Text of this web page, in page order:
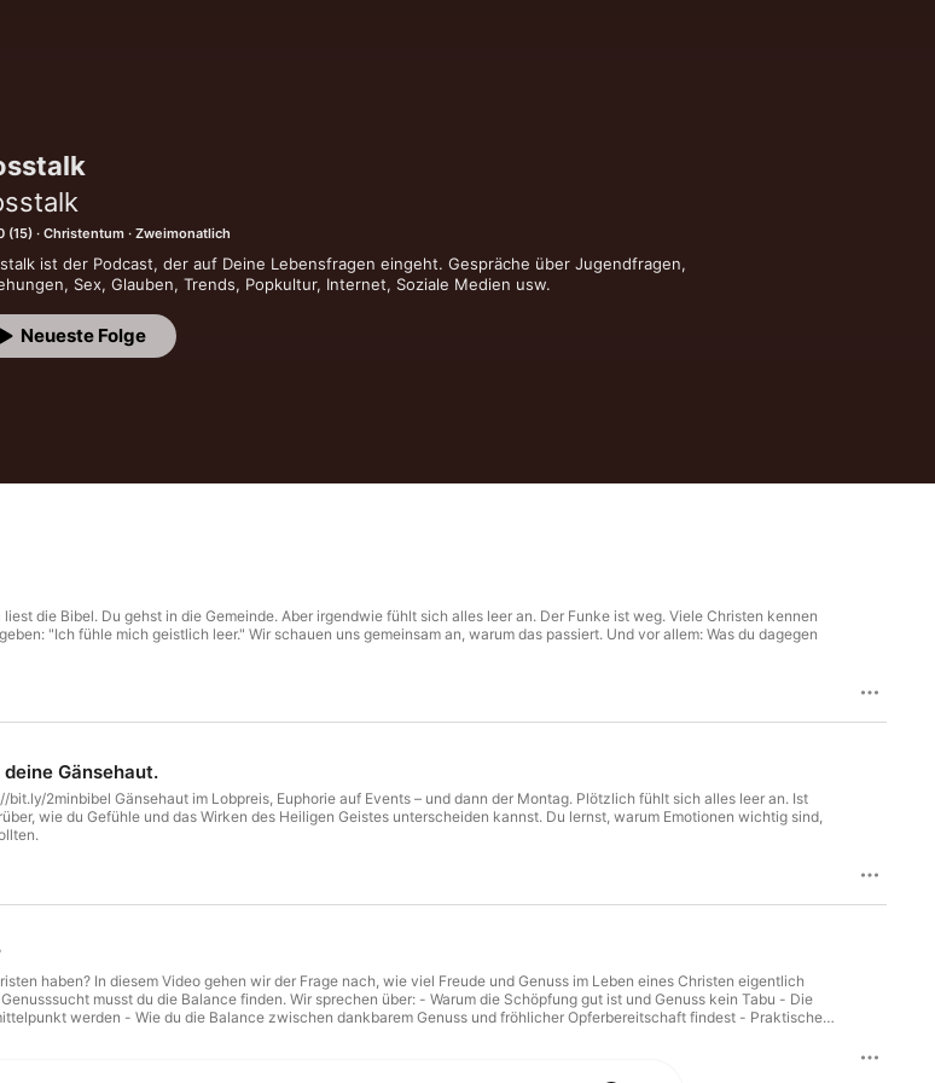
(15) Christentum Zweimonatlich
ist der Podcast, der auf Deine Lebensfragen eingeht. Gespräche über Jugendfragen,
Sex, Glauben, Trends, Popkultur, Internet, Soziale Medien usw.
Neueste Folge
die Bibel. Du gehst in die Gemeinde. Aber irgendwie fühlt sich alles leer an. Der Funke ist weg. Viele Christen kennen
"Ich fühle mich geistlich leer." Wir schauen uns gemeinsam an, warum das passiert. Und vor allem: Was du dagegen
Gänsehaut.
2minbibel Gänsehaut im Lobpreis, Euphorie auf Events – und dann der Montag. Plötzlich fühlt sich alles leer an. Ist
wie du Gefühle und das Wirken des Heiligen Geistes unterscheiden kannst. Du lernst, warum Emotionen wichtig sind,
haben? In diesem Video gehen wir der Frage nach, wie viel Freude und Genuss im Leben eines Christen eigentlich
musst du die Balance finden. Wir sprechen über: - Warum die Schöpfung gut ist und Genuss kein Tabu - Die
werden - Wie du die Balance zwischen dankbarem Genuss und fröhlicher Opferbereitschaft findest - Praktische